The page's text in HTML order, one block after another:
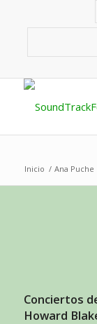
Inicio / Ana Puche
Conciertos
Howard